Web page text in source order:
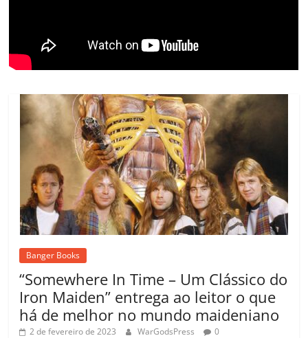
m
Banger Books
“Somewhere In Time – Um Clássico do
Iron Maiden” entrega ao leitor o que
há de melhor no mundo maideniano
2 de fevereiro de 2023 WarGodsPress 0